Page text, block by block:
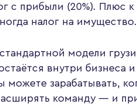
с прибыли (20%). Плюс к
налог на имущество.
модели
внутри бизнеса
можете зарабатывать,
команду — и